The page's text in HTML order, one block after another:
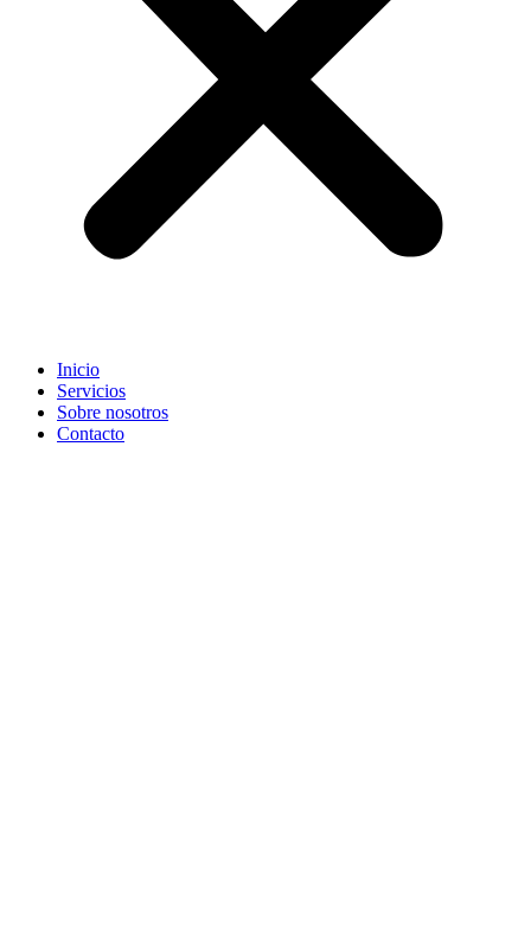
Inicio
Servicios
Sobre nosotros
Contacto